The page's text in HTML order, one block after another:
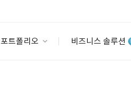
포트폴리오 비즈니스 솔루션